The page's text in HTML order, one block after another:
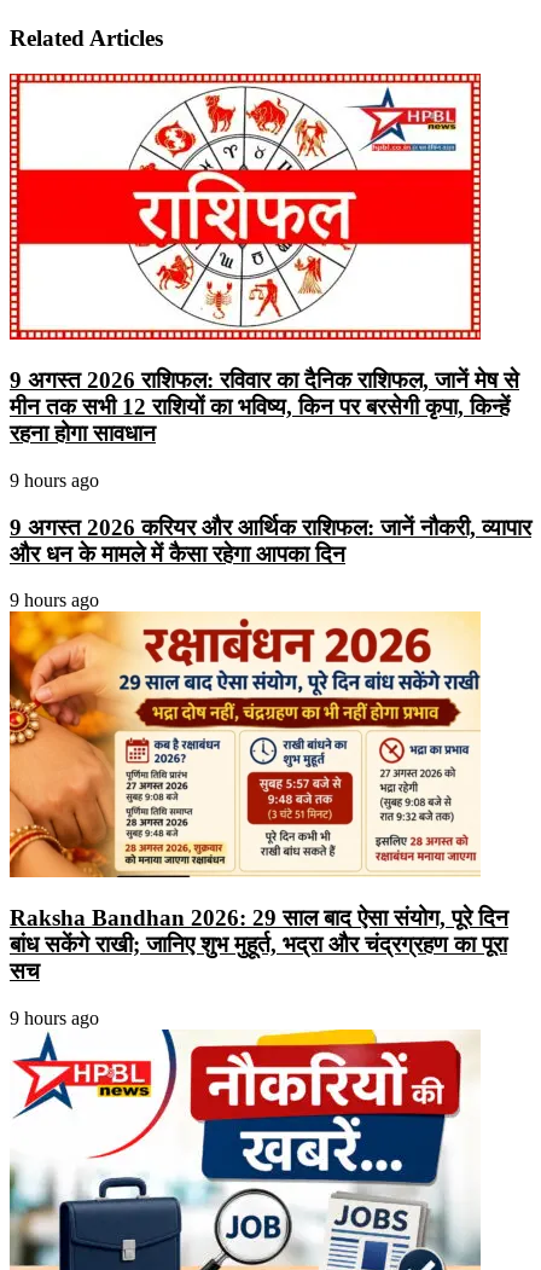
Related Articles
9 अगस्त 2026 राशिफल: रविवार का दैनिक राशिफल, जानें मेष से
मीन तक सभी 12 राशियों का भविष्य, किन पर बरसेगी कृपा, किन्हें
रहना होगा सावधान
9 hours ago
9 अगस्त 2026 करियर और आर्थिक राशिफल: जानें नौकरी, व्यापार
और धन के मामले में कैसा रहेगा आपका दिन
9 hours ago
Raksha Bandhan 2026: 29 साल बाद ऐसा संयोग, पूरे दिन
बांध सकेंगे राखी; जानिए शुभ मुहूर्त, भद्रा और चंद्रग्रहण का पूरा
सच
9 hours ago